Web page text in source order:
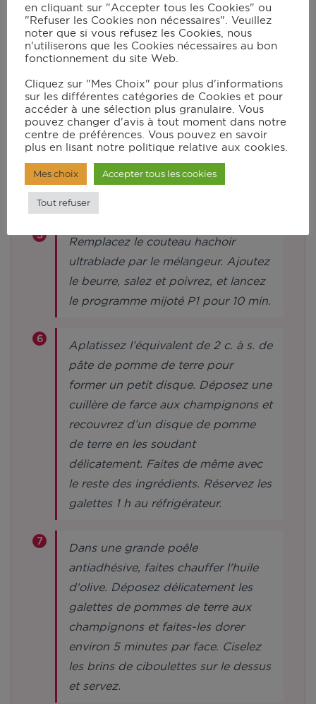
obtenir une pâte.
Épluchez l’échalote, la gousse d’ail
robot muni du couteau hachoir
ultrablade, mettez l’échalote et l’ail
et mixez en vitesse 11 pendant 15 s.
Ajoutez les champignons et mixez à
nouveau en vitesse 8 pendant 15 s.
Remplacez le couteau hachoir
ultrablade par le mélangeur. Ajoutez
le beurre, salez et poivrez, et lancez
le programme mijoté P1 pour 10 min.
Aplatissez l’équivalent de 2 c. à s. de
pâte de pomme de terre pour
former un petit disque. Déposez une
cuillère de farce aux champignons et
recouvrez d’un disque de pomme
de terre en les soudant
délicatement. Faites de même avec
le reste des ingrédients. Réservez les
galettes 1 h au réfrigérateur.
Dans une grande poêle
antiadhésive, faites chauffer l'huile
d'olive. Déposez délicatement les
galettes de pommes de terre aux
champignons et faites-les dorer
environ 5 minutes par face. Ciselez
les brins de ciboulettes sur le dessus
et servez.
en cliquant sur "Accepter tous les Cookies" ou
"Refuser les Cookies non nécessaires". Veuillez
noter que si vous refusez les Cookies, nous
n'utiliserons que les Cookies nécessaires au bon
fonctionnement du site Web.
Cliquez sur "Mes Choix" pour plus d'informations
sur les différentes catégories de Cookies et pour
accéder à une sélection plus granulaire. Vous
pouvez changer d'avis à tout moment dans notre
centre de préférences. Vous pouvez en savoir
plus en lisant notre politique relative aux cookies.
Mes choix Accepter tous les cookies
Tout refuser